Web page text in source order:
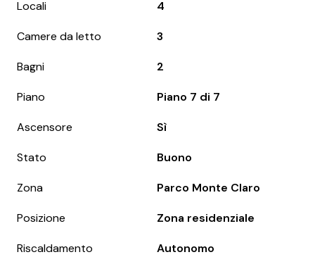
Locali 4
Camere da letto 3
Bagni 2
Piano Piano 7 di 7
Ascensore Sì
Stato Buono
Zona Parco Monte Claro
Posizione Zona residenziale
Riscaldamento Autonomo